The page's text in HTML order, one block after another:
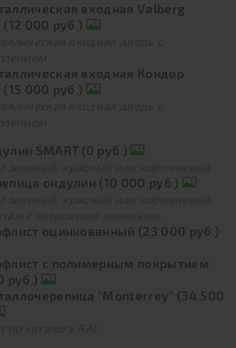
входная Valberg
(12 000 руб.)
входная Кондор
(15 000 руб.)
SMART (0 руб.)
ондулин (10 000 руб.)
оцинкованный (23 000 руб.)
с полимерным покрытием
руб.)
"Monterrey" (34 500